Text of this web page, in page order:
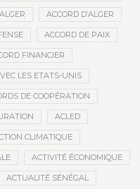
ACCORD D’ALGER
ACCORD DE PAIX
FINANCIER
LES ETATS-UNIS
DE COOPÉRATION
ACLED
CLIMATIQUE
ACTIVITÉ ÉCONOMIQUE
ACTUALITÉ SÉNÉGAL